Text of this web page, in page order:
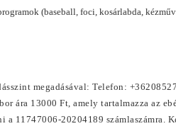
(baseball, foci, kosárlabda,
megadásával: Telefon:
ára 13000 Ft, amely tartalmazza az
11747006-20204189 számlaszámra.